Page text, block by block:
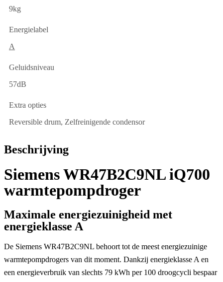
9kg
Energielabel
A
Geluidsniveau
57dB
Extra opties
Reversible drum, Zelfreinigende condensor
Beschrijving
Siemens WR47B2C9NL iQ700
warmtepompdroger
Maximale energiezuinigheid met
energieklasse A
De Siemens WR47B2C9NL behoort tot de meest energiezuinige
warmtepompdrogers van dit moment. Dankzij energieklasse A en
een energieverbruik van slechts 79 kWh per 100 droogcycli bespaar